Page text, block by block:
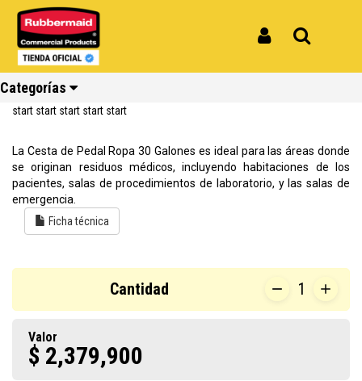
Categorías
Inicio Productos
Cesta Ropa 30 Galones FG630000BLA
REF: FG630000BLA
La Cesta de Pedal Ropa 30 Galones es ideal para las áreas donde
se originan residuos médicos, incluyendo habitaciones de los
pacientes, salas de procedimientos de laboratorio, y las salas de
emergencia.
Ficha técnica
Cantidad 1
Valor
$ 2,379,900
Ver todos
los
productos
Reciclaje
Ver todos
los
productos
Limpieza
Ver todos
los
productos
Carros
Ver todos
los
productos
Amoblamiento
Ver todos
los
productos
Cocina
Ver todos
los
productos
Repuestos